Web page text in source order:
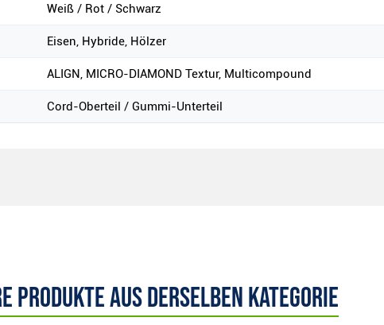
Weiß / Rot / Schwarz
Eisen, Hybride, Hölzer
ALIGN, MICRO-DIAMOND Textur, Multicompound
Cord-Oberteil / Gummi-Unterteil
Produkte aus derselben Kategorie